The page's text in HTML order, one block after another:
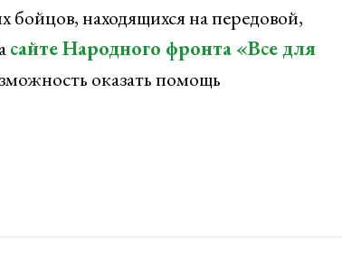
находящихся на передовой,
сайте Народного фронта «Все для
оказать помощь